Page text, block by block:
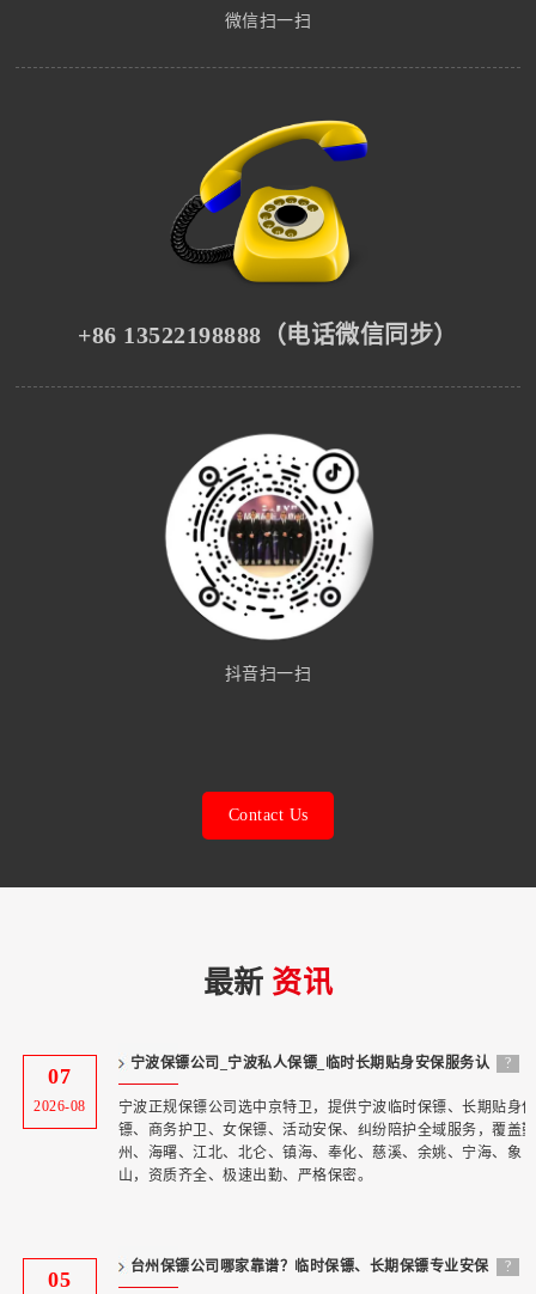
微信扫一扫
+86 13522198888（电话微信同步）
抖音扫一扫
Contact Us
最新 资讯
07
2026-08
?
宁波保镖公司_宁波私人保镖_临时长期贴身安保服务认
准中京特卫
宁波正规保镖公司选中京特卫，提供宁波临时保镖、长期贴身保
镖、商务护卫、女保镖、活动安保、纠纷陪护全域服务，覆盖鄞
州、海曙、江北、北仑、镇海、奉化、慈溪、余姚、宁海、象
山，资质齐全、极速出勤、严格保密。
05
?
台州保镖公司哪家靠谱？临时保镖、长期保镖专业安保